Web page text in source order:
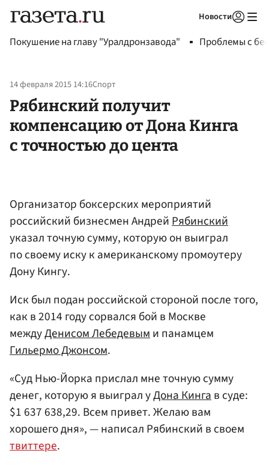
Новости
Покушение на главу "Уралдронзавода" Проблемы с
14 февраля 2015 14:16Спорт
Рябинский получит
компенсацию от Дона Кинга
с точностью до цента
Организатор боксерских мероприятий
российский бизнесмен АндрейРябинский
указал точную сумму, которую он выиграл
по своему иску к американскому промоутеру
Дону Кингу.
Иск был подан российской стороной после того,
как в 2014 году сорвался бой в Москве
междуДенисом Лебедевыми панамцем
Гильермо Джонсом.
«Суд Нью-Йорка прислал мне точную сумму
денег, которую я выиграл уДона Кингав суде:
$1 637 638,29. Всем привет. Желаю вам
хорошего дня», — написал Рябинский в своем
твиттере.